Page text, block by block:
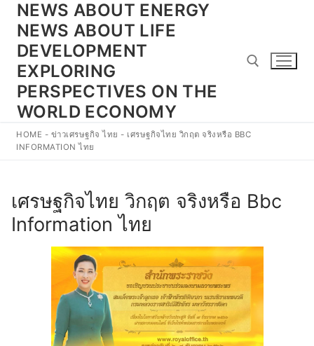
Skip
content
NEWS ABOUT ENERGY
NEWS ABOUT LIFE
DEVELOPMENT
EXPLORING
PERSPECTIVES ON THE
WORLD ECONOMY
Search for:
HOME - ข่าวเศรษฐกิจ ไทย - เศรษฐกิจไทย วิกฤต จริงหรือ BBC
INFORMATION ไทย
เศรษฐกิจไทย วิกฤต จริงหรือ Bbc
Information ไทย